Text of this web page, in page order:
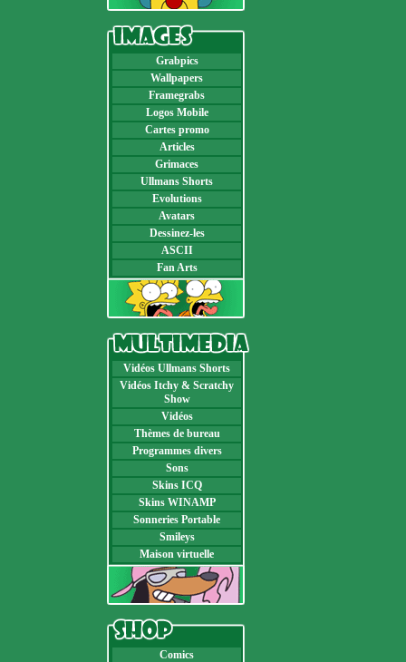
Grabpics
Wallpapers
Framegrabs
Logos Mobile
Cartes promo
Articles
Grimaces
Ullmans Shorts
Evolutions
Avatars
Dessinez-les
ASCII
Fan Arts
Vidéos Ullmans Shorts
Vidéos Itchy & Scratchy
Show
Vidéos
Thèmes de bureau
Programmes divers
Sons
Skins ICQ
Skins WINAMP
Sonneries Portable
Smileys
Maison virtuelle
Comics